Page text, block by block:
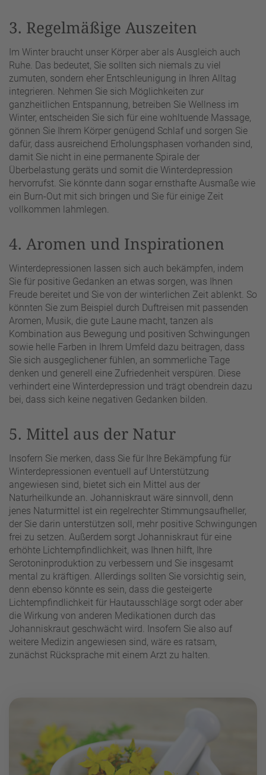
3. Regelmäßige Auszeiten
Im Winter braucht unser Körper aber als Ausgleich auch
Ruhe. Das bedeutet, Sie sollten sich niemals zu viel
zumuten, sondern eher Entschleunigung in Ihren Alltag
integrieren. Nehmen Sie sich Möglichkeiten zur
ganzheitlichen Entspannung, betreiben Sie Wellness im
Winter, entscheiden Sie sich für eine wohltuende Massage,
gönnen Sie Ihrem Körper genügend Schlaf und sorgen Sie
dafür, dass ausreichend Erholungsphasen vorhanden sind,
damit Sie nicht in eine permanente Spirale der
Überbelastung geräts und somit die Winterdepression
hervorrufst. Sie könnte dann sogar ernsthafte Ausmaße wie
ein Burn-Out mit sich bringen und Sie für einige Zeit
vollkommen lahmlegen.
4. Aromen und Inspirationen
Winterdepressionen lassen sich auch bekämpfen, indem
Sie für positive Gedanken an etwas sorgen, was Ihnen
Freude bereitet und Sie von der winterlichen Zeit ablenkt. So
könnten Sie zum Beispiel durch Duftreisen mit passenden
Aromen, Musik, die gute Laune macht, tanzen als
Kombination aus Bewegung und positiven Schwingungen
sowie helle Farben in Ihrem Umfeld dazu beitragen, dass
Sie sich ausgeglichener fühlen, an sommerliche Tage
denken und generell eine Zufriedenheit verspüren. Diese
verhindert eine Winterdepression und trägt obendrein dazu
bei, dass sich keine negativen Gedanken bilden.
5. Mittel aus der Natur
Insofern Sie merken, dass Sie für Ihre Bekämpfung für
Winterdepressionen eventuell auf Unterstützung
angewiesen sind, bietet sich ein Mittel aus der
Naturheilkunde an. Johanniskraut wäre sinnvoll, denn
jenes Naturmittel ist ein regelrechter Stimmungsaufheller,
der Sie darin unterstützen soll, mehr positive Schwingungen
frei zu setzen. Außerdem sorgt Johanniskraut für eine
erhöhte Lichtempfindlichkeit, was Ihnen hilft, Ihre
Serotoninproduktion zu verbessern und Sie insgesamt
mental zu kräftigen. Allerdings sollten Sie vorsichtig sein,
denn ebenso könnte es sein, dass die gesteigerte
Lichtempfindlichkeit für Hautausschläge sorgt oder aber
die Wirkung von anderen Medikationen durch das
Johanniskraut geschwächt wird. Insofern Sie also auf
weitere Medizin angewiesen sind, wäre es ratsam,
zunächst Rücksprache mit einem Arzt zu halten.